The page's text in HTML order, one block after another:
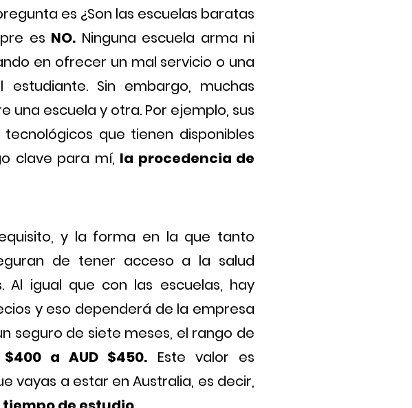
es ¿Son las escuelas baratas
es NO. Ninguna escuela arma ni
en ofrecer un mal servicio o una
Sin embargo, muchas
una escuela y otra. Por ejemplo, sus
que tienen disponibles
clave para mí, la procedencia de
y la forma en la que tanto
de tener acceso a la salud
Al igual que con las escuelas, hay
y eso dependerá de la empresa
seguro de siete meses, el rango de
$400 a AUD $450. Este valor es
vayas a estar en Australia, es decir,